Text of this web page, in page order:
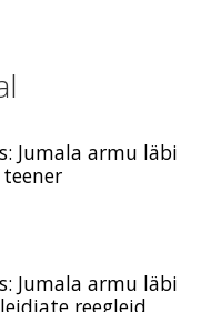
Jumala armu läbi
Jumala armu läbi